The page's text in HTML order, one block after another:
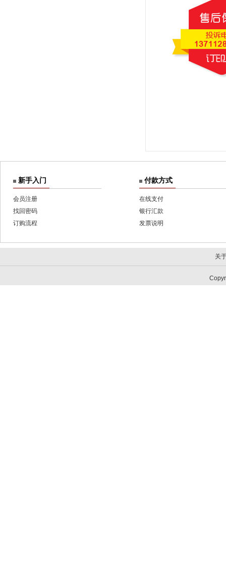
新手入门
会员注册
找回密码
订购流程
付款方式
在线支付
银行汇款
发票说明
关